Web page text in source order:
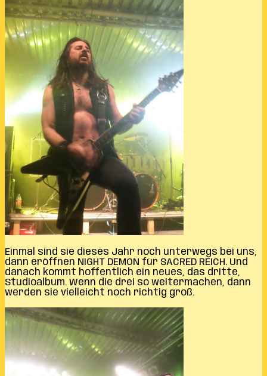
Einmal sind sie dieses Jahr noch unterwegs bei uns,
dann eröffnen NIGHT DEMON für SACRED REICH. Und
danach kommt hoffentlich ein neues, das dritte,
Studioalbum. Wenn die drei so weitermachen, dann
werden sie vielleicht noch richtig groß.